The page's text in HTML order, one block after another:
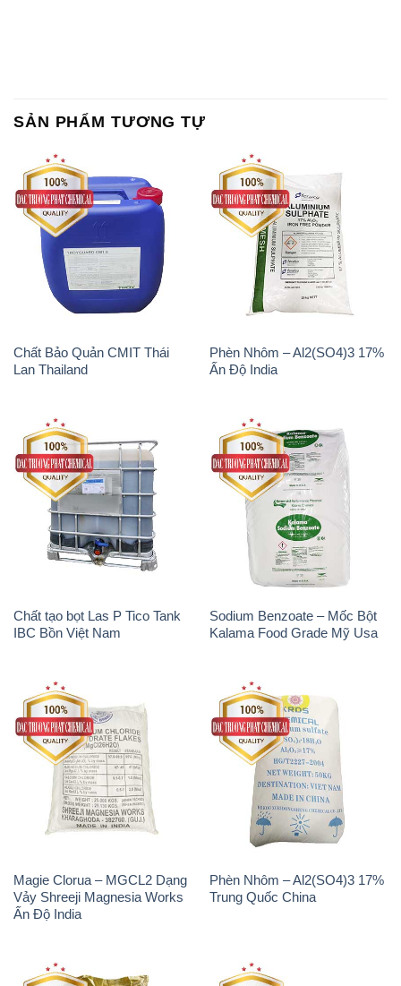
SẢN PHẨM TƯƠNG TỰ
Chất Bảo Quản CMIT Thái
Lan Thailand
Phèn Nhôm – Al2(SO4)3 17%
Ấn Độ India
Chất tạo bọt Las P Tico Tank
IBC Bồn Việt Nam
Sodium Benzoate – Mốc Bột
Kalama Food Grade Mỹ Usa
Magie Clorua – MGCL2 Dạng
Vảy Shreeji Magnesia Works
Ấn Độ India
Phèn Nhôm – Al2(SO4)3 17%
Trung Quốc China